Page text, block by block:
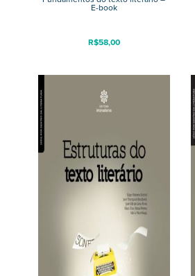
E-book
R$58,00